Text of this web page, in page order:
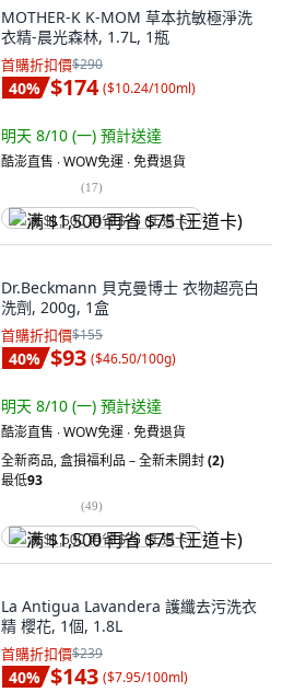
MOTHER-K K-MOM 草本抗敏極淨洗
衣精-晨光森林, 1.7L, 1瓶
首購折扣價$290
40% $174 ($10.24/100ml)
明天 8/10 (一) 預計送達
酷澎直售 ∙ WOW免運 ∙ 免費退貨
(17)
满 $1,500 再省 $75 (王道卡)
Dr.Beckmann 貝克曼博士 衣物超亮白
洗劑, 200g, 1盒
首購折扣價$155
40% $93 ($46.50/100g)
明天 8/10 (一) 預計送達
酷澎直售 ∙ WOW免運 ∙ 免費退貨
全新商品,盒損福利品 – 全新未開封(2)
最低93
(49)
满 $1,500 再省 $75 (王道卡)
La Antigua Lavandera 護纖去污洗衣
精 櫻花, 1個, 1.8L
首購折扣價$239
40% $143 ($7.95/100ml)